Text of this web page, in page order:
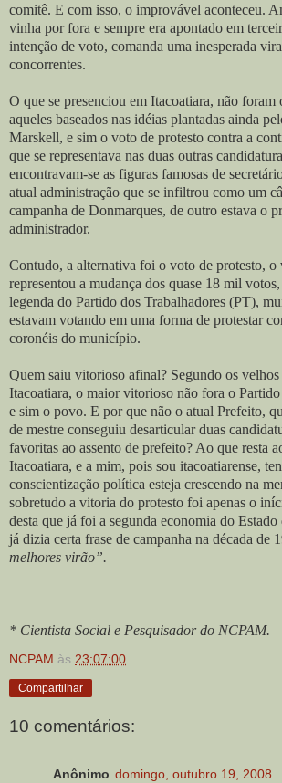
comitê. E com isso, o improvável aconteceu.
vinha por fora e sempre era apontado em
intenção de voto, comanda uma inesperada
concorrentes.
O que se presenciou em Itacoatiara, não foram
aqueles baseados nas idéias plantadas ainda
Marskell, e sim o voto de protesto contra a
que se representava nas duas outras
encontravam-se as figuras famosas de
atual administração que se infiltrou como um
campanha de Donmarques, de outro estava o
administrador.
Contudo, a alternativa foi o voto de protesto, o
representou a mudança dos quase 18 mil
legenda do Partido dos Trabalhadores (PT),
estavam votando em uma forma de protestar
coronéis do município.
Quem saiu vitorioso afinal? Segundo os
Itacoatiara, o maior vitorioso não fora o Partido
e sim o povo. E por que não o atual Prefeito,
de mestre conseguiu desarticular duas
favoritas ao assento de prefeito? Ao que resta
Itacoatiara, e a mim, pois sou itacoatiarense,
conscientização política esteja crescendo na
sobretudo a vitoria do protesto foi apenas o
desta que já foi a segunda economia do
já dizia certa frase de campanha na década de
melhores virão”.
* Cientista Social e Pesquisador do NCPAM.
NCPAM às 23:07:00
Compartilhar
10 comentários:
Anônimo domingo, outubro 19, 2008